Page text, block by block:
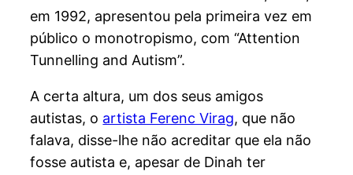
em 1992, apresentou pela primeira vez em
público o monotropismo, com “Attention
Tunnelling and Autism”.
A certa altura, um dos seus amigos
autistas, o artista Ferenc Virag, que não
falava, disse-lhe não acreditar que ela não
fosse autista e, apesar de Dinah ter